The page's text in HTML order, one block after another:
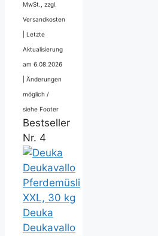
MwSt., zzgl.
Versandkosten
Letzte
Aktualisierung
am 6.08.2026
Änderungen
möglich /
siehe Footer
Bestseller
Nr. 4
Deuka
Deukavallo